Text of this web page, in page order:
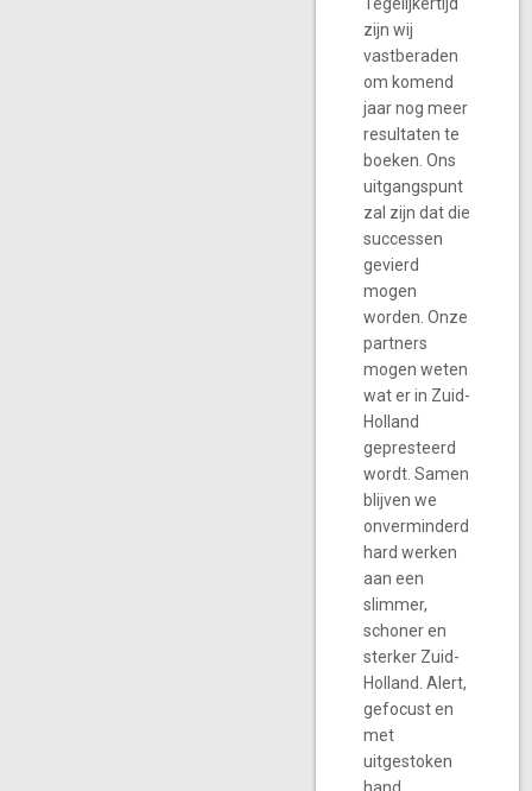
zijn wij
vastberaden
om komend
jaar nog meer
resultaten te
boeken. Ons
uitgangspunt
zal zijn dat die
successen
gevierd
mogen
worden. Onze
partners
mogen weten
wat er in Zuid-
Holland
gepresteerd
wordt. Samen
blijven we
onverminderd
hard werken
aan een
slimmer,
schoner en
sterker Zuid-
Holland. Alert,
gefocust en
met
uitgestoken